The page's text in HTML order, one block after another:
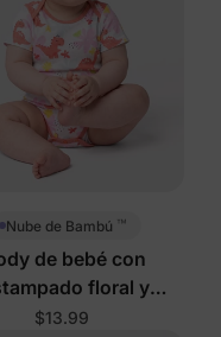
Nube de Bambú ™
de bebé con
floral y
dinosaurio
$13.99